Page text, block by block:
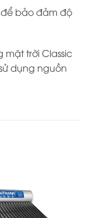
bảo đảm độ
trời Classic
dụng nguồn